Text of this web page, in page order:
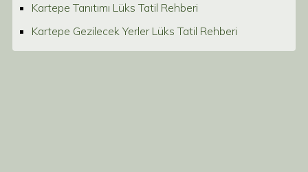
Kartepe Tanıtımı Lüks Tatil Rehberi
Kartepe Gezilecek Yerler Lüks Tatil Rehberi